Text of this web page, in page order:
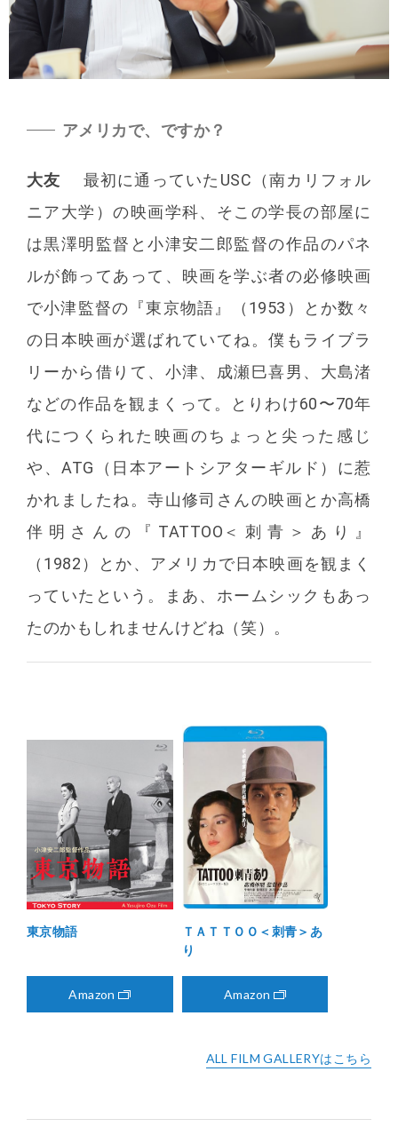
アメリカで、ですか？
大友
最初に通っていたUSC（南カリフォル
ニア大学）の映画学科、そこの学長の部屋に
は黒澤明監督と小津安二郎監督の作品のパネ
ルが飾ってあって、映画を学ぶ者の必修映画
で小津監督の『東京物語』（1953）とか数々
の日本映画が選ばれていてね。僕もライブラ
リーから借りて、小津、成瀬巳喜男、大島渚
などの作品を観まくって。とりわけ60〜70年
代につくられた映画のちょっと尖った感じ
や、ATG（日本アートシアターギルド）に惹
かれましたね。寺山修司さんの映画とか高橋
伴明さんの『TATTOO＜刺青＞あり』
（1982）とか、アメリカで日本映画を観まく
っていたという。まあ、ホームシックもあっ
たのかもしれませんけどね（笑）。
東京物語
Amazon
ＴＡＴＴＯＯ＜刺青＞あ
り
Amazon
ALL FILM GALLERYはこちら